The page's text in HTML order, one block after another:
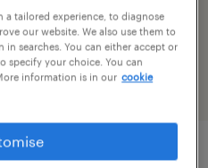
a tailored experience, to diagnose
our website. We also use them to
searches. You can either accept or
specify your choice. You can
information is in our cookie